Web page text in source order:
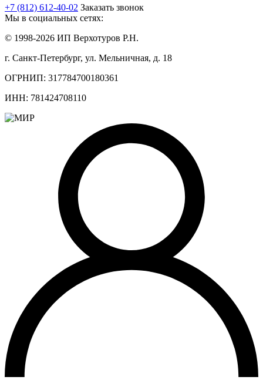
+7 (812) 612-40-02 Заказать звонок
Мы в социальных сетях:
© 1998-2026 ИП Верхотуров Р.Н.
г. Санкт-Петербург, ул. Мельничная, д. 18
ОГРНИП: 317784700180361
ИНН: 781424708110